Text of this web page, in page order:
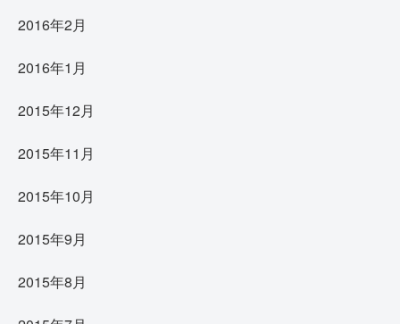
2016年2月
2016年1月
2015年12月
2015年11月
2015年10月
2015年9月
2015年8月